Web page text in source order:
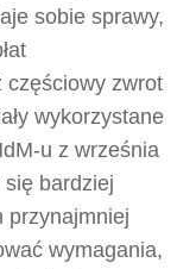
sobie sprawy,
częściowy zwrot
wykorzystane
u z września
się bardziej
przynajmniej
wymagania,